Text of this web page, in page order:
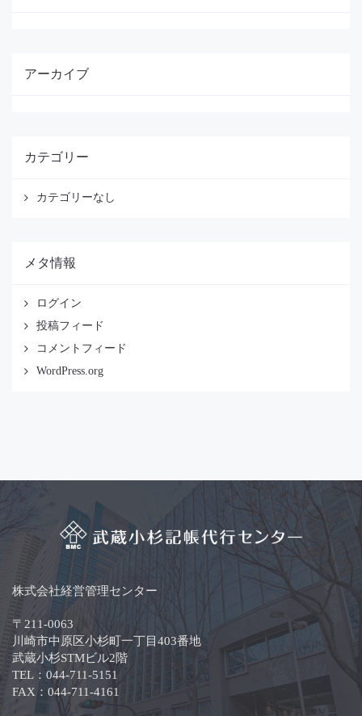
アーカイブ
カテゴリー
カテゴリーなし
メタ情報
ログイン
投稿フィード
コメントフィード
WordPress.org
株式会社経営管理センター
〒211-0063
川崎市中原区小杉町一丁目403番地
武蔵小杉STMビル2階
TEL：044-711-5151
FAX：044-711-4161